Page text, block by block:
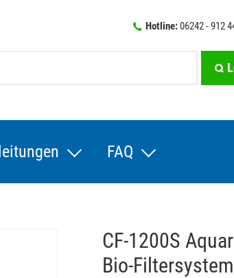
Hotline:06242 - 912
FAQ
CF-1200S
Bio-